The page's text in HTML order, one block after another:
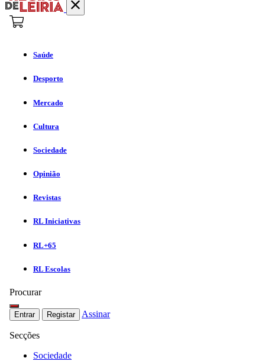
Saúde
Desporto
Mercado
Cultura
Sociedade
Opinião
Revistas
RL Iniciativas
RL+65
RL Escolas
Procurar
Entrar Registar Assinar
Secções
Sociedade